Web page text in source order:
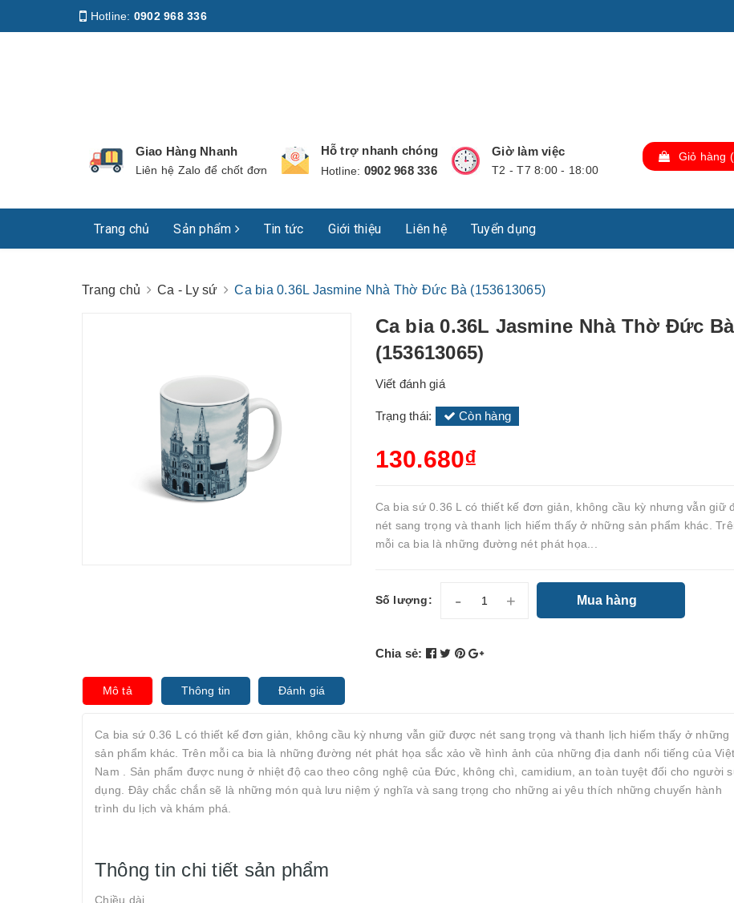
Hotline: 0902 968 336
Giao Hàng Nhanh
Liên hệ Zalo để chốt đơn
Hỗ trợ nhanh chóng
Hotline: 0902 968 336
Giờ làm việc
T2 - T7 8:00 - 18:00
Giỏ hàng (
Trang chủ Sản phẩm Tin tức Giới thiệu Liên hệ Tuyển dụng
Trang chủ Ca - Ly sứ Ca bia 0.36L Jasmine Nhà Thờ Đức Bà (153613065)
Ca bia 0.36L Jasmine Nhà Thờ Đức Bà
(153613065)
Viết đánh giá
Trạng thái: Còn hàng
130.680₫
Ca bia sứ 0.36 L có thiết kế đơn giản, không cầu kỳ nhưng vẫn giữ
nét sang trọng và thanh lịch hiếm thấy ở những sản phẩm khác.
mỗi ca bia là những đường nét phát họa...
Số lượng: - + Mua hàng
Chia sẻ:
Mô tả Thông tin Đánh giá
Ca bia sứ 0.36 L có thiết kế đơn giản, không cầu kỳ nhưng vẫn giữ được nét sang trọng và thanh lịch hiếm thấy ở những
sản phẩm khác. Trên mỗi ca bia là những đường nét phát họa sắc xảo về hình ảnh của những địa danh nổi tiếng của Việt
Nam . Sản phẩm được nung ở nhiệt độ cao theo công nghệ của Đức, không chì, camidium, an toàn tuyệt đối cho người
dụng. Đây chắc chắn sẽ là những món quà lưu niệm ý nghĩa và sang trọng cho những ai yêu thích những chuyến hành
trình du lịch và khám phá.
Thông tin chi tiết sản phẩm
Chiều dài